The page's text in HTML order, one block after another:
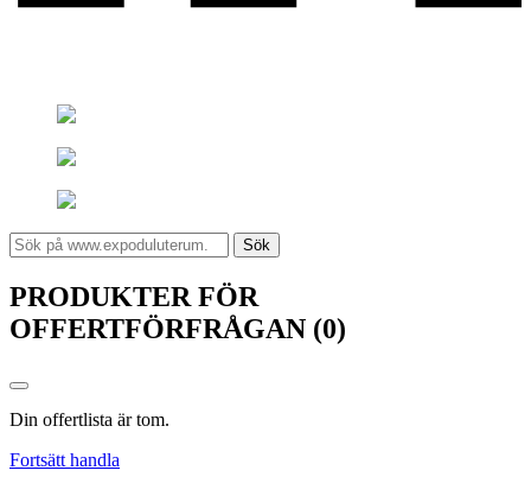
Sök
PRODUKTER FÖR
OFFERTFÖRFRÅGAN (0)
Din offertlista är tom.
Fortsätt handla